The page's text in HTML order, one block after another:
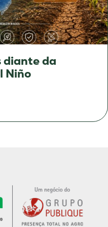
diante da
Niño